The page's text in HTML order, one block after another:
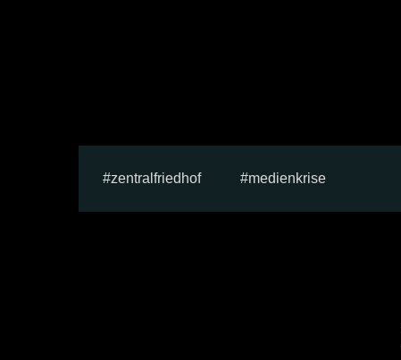
zentralfriedhof medienkrise